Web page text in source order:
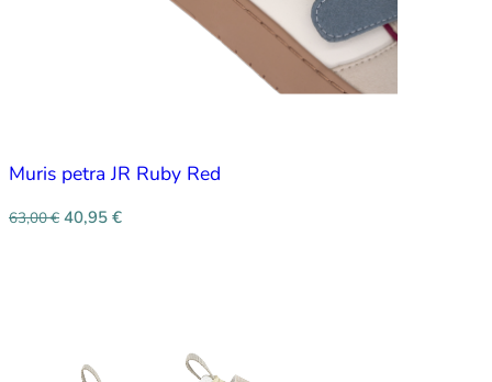
Muris petra JR Ruby Red
63,00€ 40,95 €